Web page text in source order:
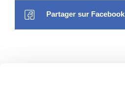
Partager sur Facebook